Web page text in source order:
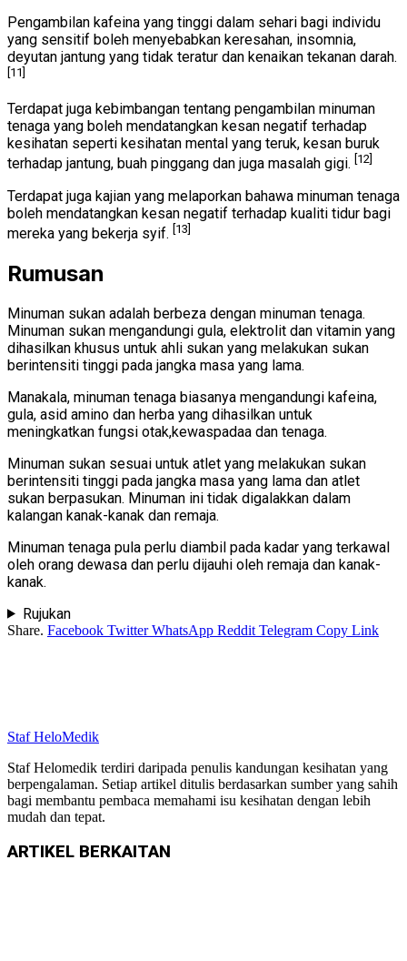
Pengambilan kafeina yang tinggi dalam sehari bagi individu
yang sensitif boleh menyebabkan keresahan, insomnia,
deyutan jantung yang tidak teratur dan kenaikan tekanan darah.
[11]
Terdapat juga kebimbangan tentang pengambilan minuman
tenaga yang boleh mendatangkan kesan negatif terhadap
kesihatan seperti kesihatan mental yang teruk, kesan buruk
terhadap jantung, buah pinggang dan juga masalah gigi. [12]
Terdapat juga kajian yang melaporkan bahawa minuman tenaga
boleh mendatangkan kesan negatif terhadap kualiti tidur bagi
mereka yang bekerja syif. [13]
Rumusan
Minuman sukan adalah berbeza dengan minuman tenaga.
Minuman sukan mengandungi gula, elektrolit dan vitamin yang
dihasilkan khusus untuk ahli sukan yang melakukan sukan
berintensiti tinggi pada jangka masa yang lama.
Manakala, minuman tenaga biasanya mengandungi kafeina,
gula, asid amino dan herba yang dihasilkan untuk
meningkatkan fungsi otak,kewaspadaa dan tenaga.
Minuman sukan sesuai untuk atlet yang melakukan sukan
berintensiti tinggi pada jangka masa yang lama dan atlet
sukan berpasukan. Minuman ini tidak digalakkan dalam
kalangan kanak-kanak dan remaja.
Minuman tenaga pula perlu diambil pada kadar yang terkawal
oleh orang dewasa dan perlu dijauhi oleh remaja dan kanak-
kanak.
Rujukan
Share. Facebook Twitter WhatsApp Reddit Telegram Copy Link
Staf HeloMedik
Staf Helomedik terdiri daripada penulis kandungan kesihatan yang
berpengalaman. Setiap artikel ditulis berdasarkan sumber yang sahih
bagi membantu pembaca memahami isu kesihatan dengan lebih
mudah dan tepat.
ARTIKEL BERKAITAN